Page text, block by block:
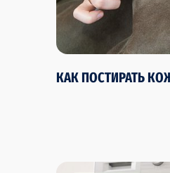
КАК ПОСТИРАТЬ